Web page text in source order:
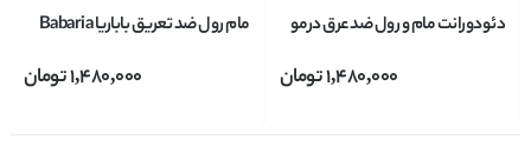
دئودورانت مام و رول ضد عرق درمو
1,480,000تومان
مام رول ضد تعریق باباریا Babaria
1,480,000تومان